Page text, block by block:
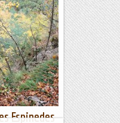
de dos petits
Sacalm. Els dos
Espinedes